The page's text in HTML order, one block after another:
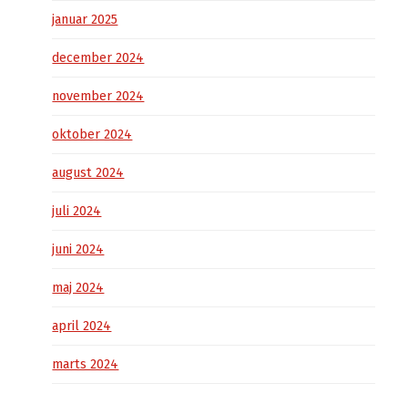
januar 2025
december 2024
november 2024
oktober 2024
august 2024
juli 2024
juni 2024
maj 2024
april 2024
marts 2024